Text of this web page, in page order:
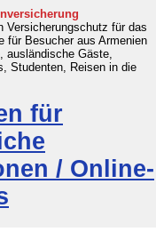
Versicherungschutz für das
für Besucher aus Armenien
ausländische Gäste,
Studenten, Reisen in die
für
/ Online-